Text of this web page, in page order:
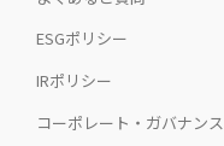
ESGポリシー
IRポリシー
コーポレート・ガバナンス